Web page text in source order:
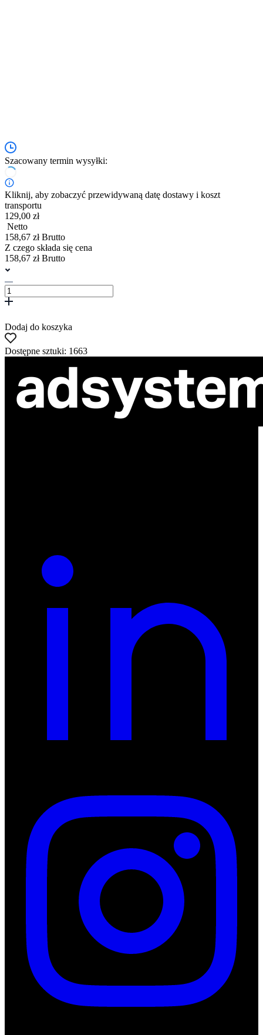
Szacowany termin wysyłki:
Kliknij, aby zobaczyć przewidywaną datę dostawy i koszt
transportu
129,00 zł
Netto
158,67 zł Brutto
Z czego składa się cena
158,67 zł Brutto
Dodaj do koszyka
Dostępne sztuki: 1663